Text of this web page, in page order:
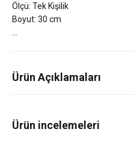
Ölçü: Tek Kişilik
Boyut: 30 cm
Ürün Açıklamaları